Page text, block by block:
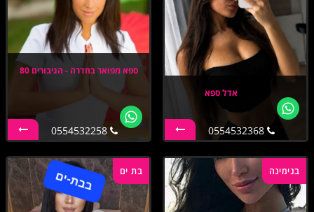
אדל ספא
0554532368
ספא מפואר בחדרה - הגיבורים 80
0554532258
בנימינה בת ים